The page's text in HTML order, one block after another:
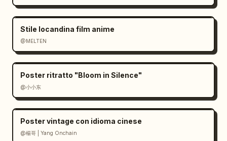
Stile locandina film anime
@MELTEN
Poster ritratto "Bloom in Silence"
@小小东
Poster vintage con idioma cinese
@楊哥 | Yang Onchain